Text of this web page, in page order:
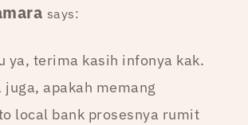
says:
ya, terima kasih infonya kak.
juga, apakah memang
local bank prosesnya rumit